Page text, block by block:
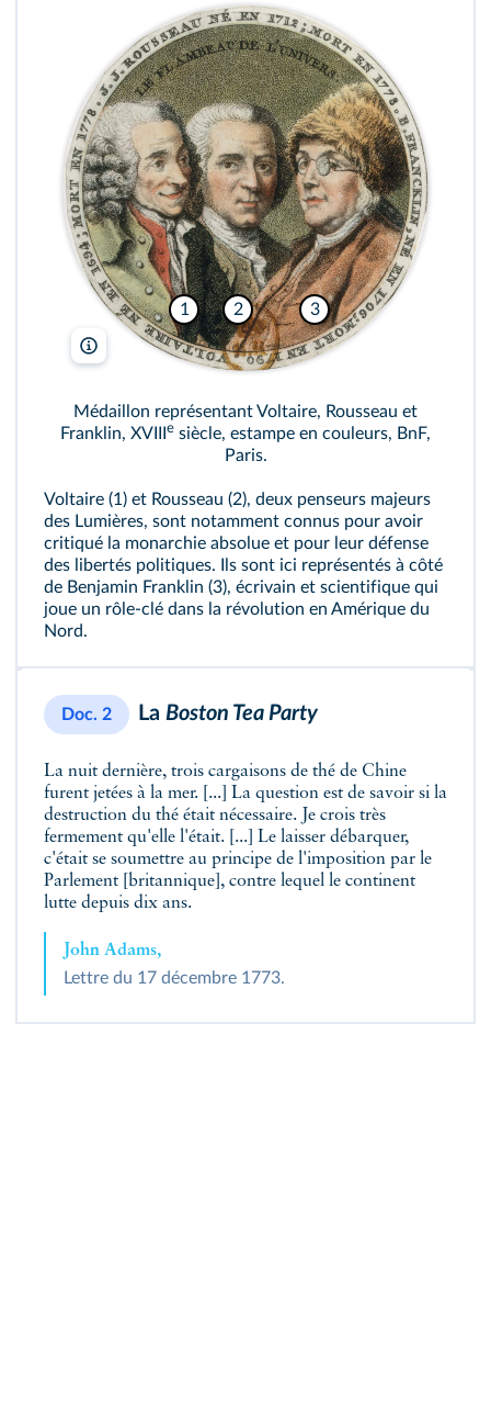
1 2 3
© Bibliothèque nationale de France
Médaillon représentant Voltaire, Rousseau et
Franklin, XVIIIe siècle, estampe en couleurs, BnF,
Paris.
Voltaire (1) et Rousseau (2), deux penseurs majeurs
des Lumières, sont notamment connus pour avoir
critiqué la monarchie absolue et pour leur défense
des libertés politiques. Ils sont ici représentés à côté
de Benjamin Franklin (3), écrivain et scientifique qui
joue un rôle‑clé dans la révolution en Amérique du
Nord.
Doc. 2 La Boston Tea Party
La nuit dernière, trois cargaisons de thé de Chine
furent jetées à la mer. [...] La question est de savoir si la
destruction du thé était nécessaire. Je crois très
fermement qu'elle l'était. [...] Le laisser débarquer,
c'était se soumettre au principe de l'imposition par le
Parlement [britannique], contre lequel le continent
lutte depuis dix ans.
John Adams,
Lettre du 17 décembre 1773.